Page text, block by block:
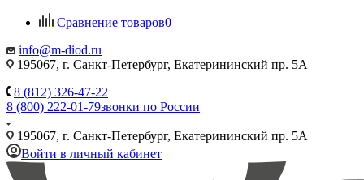
Сравнение товаров0
info@m-diod.ru
195067, г. Санкт-Петербург, Екатерининский пр. 5А
8 (812) 326-47-22
8 (800) 222-01-79звонки по России
195067, г. Санкт-Петербург, Екатерининский пр. 5А
Войти в личный кабинет